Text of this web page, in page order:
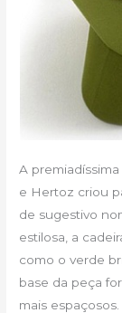
A
e Hertoz criou
de sugestivo
estilosa, a
como o verde
base da peça
mais